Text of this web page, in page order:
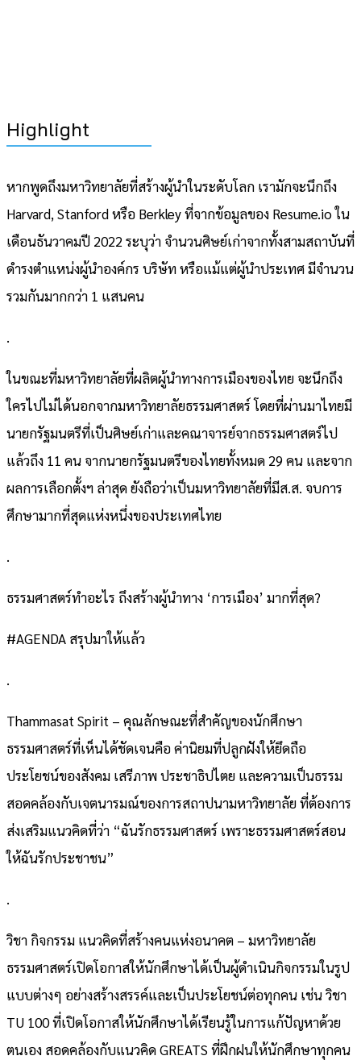
Highlight
หากพูดถึงมหาวิทยาลัยที่สร้างผู้นำในระดับโลก เรามักจะนึกถึง
Harvard, Stanford หรือ Berkley ที่จากข้อมูลของ Resume.io ใน
เดือนธันวาคมปี 2022 ระบุว่า จำนวนศิษย์เก่าจากทั้งสามสถาบันที่
ดำรงตำแหน่งผู้นำองค์กร บริษัท หรือแม้แต่ผู้นำประเทศ มีจำนวน
รวมกันมากกว่า 1 แสนคน
.
ในขณะที่มหาวิทยาลัยที่ผลิตผู้นำทางการเมืองของไทย จะนึกถึง
ใครไปไม่ได้นอกจากมหาวิทยาลัยธรรมศาสตร์ โดยที่ผ่านมาไทยมี
นายกรัฐมนตรีที่เป็นศิษย์เก่าและคณาจารย์จากธรรมศาสตร์ไป
แล้วถึง 11 คน จากนายกรัฐมนตรีของไทยทั้งหมด 29 คน และจาก
ผลการเลือกตั้งฯ ล่าสุด ยังถือว่าเป็นมหาวิทยาลัยที่มีส.ส. จบการ
ศึกษามากที่สุดแห่งหนึ่งของประเทศไทย
.
ธรรมศาสตร์ทำอะไร ถึงสร้างผู้นำทาง ‘การเมือง’ มากที่สุด?
#AGENDA สรุปมาให้แล้ว
.
Thammasat Spirit – คุณลักษณะที่สำคัญของนักศึกษา
ธรรมศาสตร์ที่เห็นได้ชัดเจนคือ ค่านิยมที่ปลูกฝังให้ยึดถือ
ประโยชน์ของสังคม เสรีภาพ ประชาธิปไตย และความเป็นธรรม
สอดคล้องกับเจตนารมณ์ของการสถาปนามหาวิทยาลัย ที่ต้องการ
ส่งเสริมแนวคิดที่ว่า “ฉันรักธรรมศาสตร์ เพราะธรรมศาสตร์สอน
ให้ฉันรักประชาชน”
.
วิชา กิจกรรม แนวคิดที่สร้างคนแห่งอนาคต – มหาวิทยาลัย
ธรรมศาสตร์เปิดโอกาสให้นักศึกษาได้เป็นผู้ดำเนินกิจกรรมในรูป
แบบต่างๆ อย่างสร้างสรรค์และเป็นประโยชน์ต่อทุกคน เช่น วิชา
TU 100 ที่เปิดโอกาสให้นักศึกษาได้เรียนรู้ในการแก้ปัญหาด้วย
ตนเอง สอดคล้องกับแนวคิด GREATS ที่ฝึกฝนให้นักศึกษาทุกคน